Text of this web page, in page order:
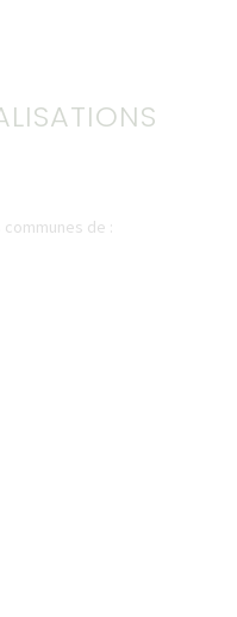
de :